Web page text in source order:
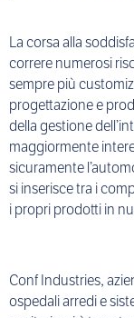
La corsa alla
correre numerosi
sempre più
progettazione e
della gestione
maggiormente
sicuramente
si inserisce tra i
i propri prodotti in
Conf Industries,
ospedali arredi e